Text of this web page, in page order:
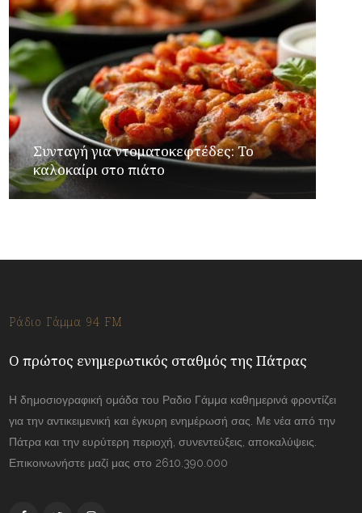
Συνταγή για ντοματοκεφτέδες: Το
καλοκαίρι στο πιάτο
Ράδιο Γάμμα 94 FM
Ο πρώτος ενημερωτικός σταθμός της Πάτρας
Η δημοσιογραφική ομάδα του Ραδιο Γάμμα καθημερινά φροντίζει
για την αντικειμενική και έγκυρη ενημέρωσή σας. Με νέα από την
Πάτρα και την ευρύτερη περιοχή, συνεντεύξεις, αποκαλύψεις.
Επικοινωνήστε μαζί μας στο 2610.390.000